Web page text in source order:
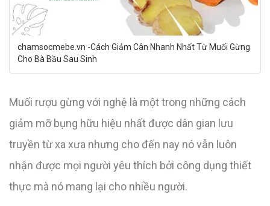
chamsocmebe.vn -Cách Giảm Cân Nhanh Nhất Từ Muối Gừng
Cho Bà Bầu Sau Sinh
Muối rượu gừng với nghệ là một trong những cách
giảm mỡ bụng hữu hiệu nhất được dân gian lưu
truyền từ xa xưa nhưng cho đến nay nó vẫn luôn
nhận được mọi người yêu thích bởi công dụng thiết
thực mà nó mang lại cho nhiều người.